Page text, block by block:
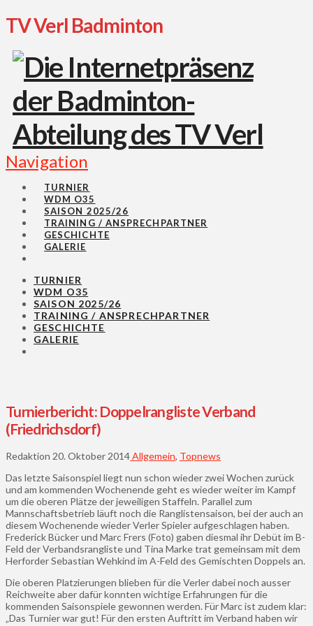
TV Verl Badminton
Navigation
TURNIER
WDM O35
SAISON 2025/26
TRAINING / ANSPRECHPARTNER
GESCHICHTE
GALERIE
TURNIER
WDM O35
SAISON 2025/26
TRAINING / ANSPRECHPARTNER
GESCHICHTE
GALERIE
Turnierbericht: Doppelrangliste Verband
(Friedrichsdorf)
Redaktion 20. Oktober 2014Allgemein, Topnews
Das letzte Saisonspiel liegt nun schon wieder zwei Wochen zurück
und am kommenden Wochenende geht es wieder weiter im Kampf
um die oberen Plätze der jeweiligen Staffeln. Parallel zum
Mannschaftsbetrieb läuft noch die Ranglistensaison, bei der auch an
diesem Wochenende wieder Verler Spieler aufgeschlagen haben.
Frederick Bücker und Marc Frers (Foto) gaben diesmal ihr Debüt im B-
Feld der Verbandsrangliste und Tina Marke trat gemeinsam mit dem
Herforder Sebastian Wehkind im A-Feld des Gemischten Doppels an.
Die oberen Platzierungen blieben für die Verler dabei noch ausser
Reichweite aber dafür konnten wichtige Erfahrungen für die
kommenden Saisonspiele gewonnen werden. Für Marc ist zudem klar:
„Das Turnier war gut! Für den ersten Auftritt im Verband haben wir